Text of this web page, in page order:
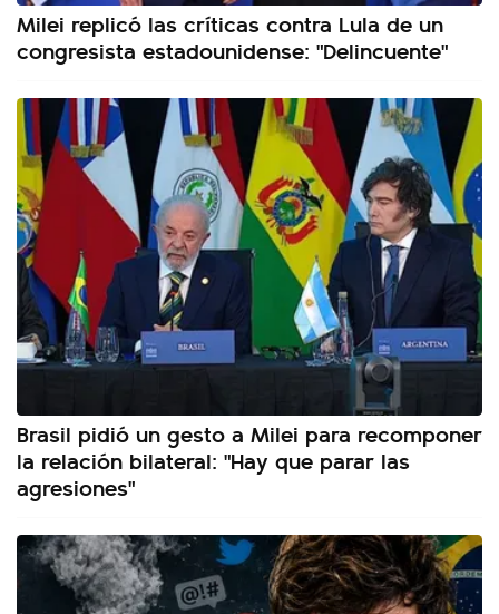
Milei replicó las críticas contra Lula de un
congresista estadounidense: "Delincuente"
Brasil pidió un gesto a Milei para recomponer
la relación bilateral: "Hay que parar las
agresiones"